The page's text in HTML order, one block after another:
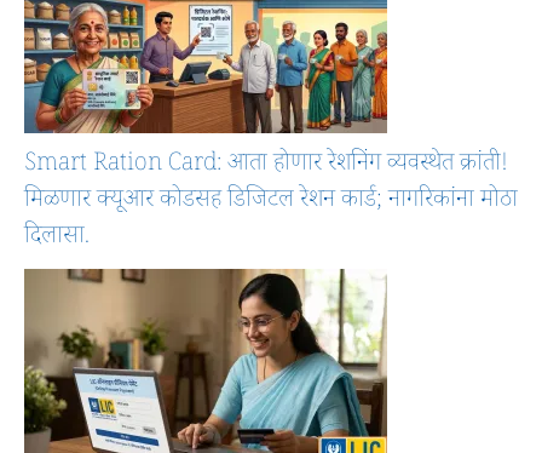
Smart Ration Card: आता होणार रेशनिंग व्यवस्थेत क्रांती!
मिळणार क्यूआर कोडसह डिजिटल रेशन कार्ड; नागरिकांना मोठा
दिलासा.